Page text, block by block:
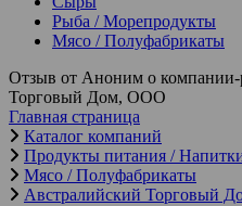
Рыба / Морепродукты
Мясо / Полуфабрикаты
Отзыв от Аноним о компании-
Торговый Дом, ООО
Главная страница
Каталог компаний
Продукты питания /
Мясо / Полуфабрикаты
Австралийский Торговый